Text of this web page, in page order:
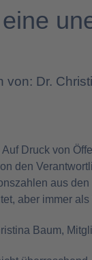
von: Dr.
Auf Druck von
den
aus
aber immer
Baum,